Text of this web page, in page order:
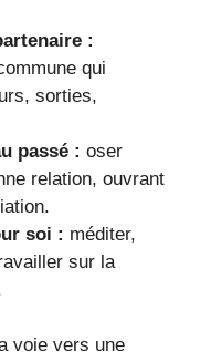
:
qui
sorties,
passé : oser
relation, ouvrant
soi : méditer,
sur la
voie vers une